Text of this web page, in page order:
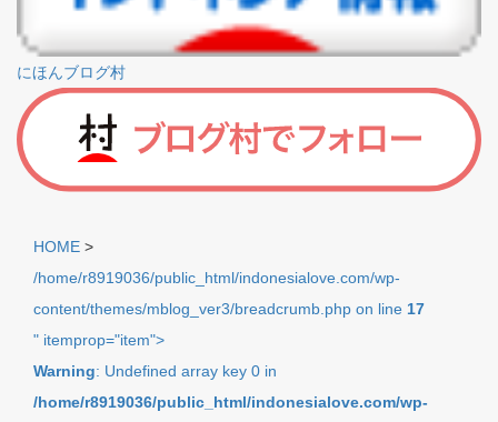
にほんブログ村
HOME >
/home/r8919036/public_html/indonesialove.com/wp-
content/themes/mblog_ver3/breadcrumb.php on line 17
" itemprop="item">
Warning: Undefined array key 0 in
/home/r8919036/public_html/indonesialove.com/wp-